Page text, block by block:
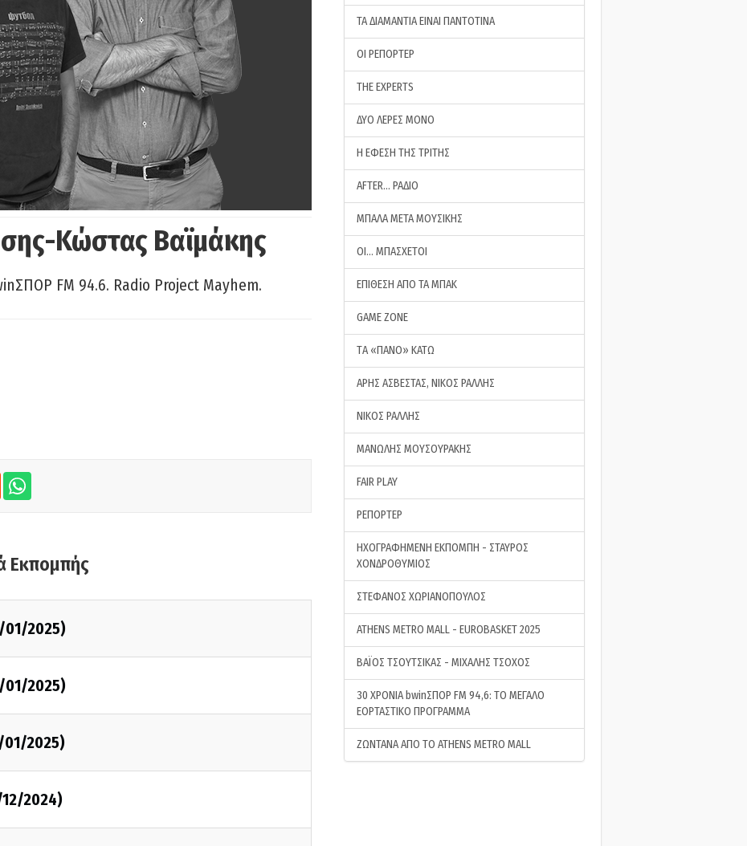
Κώστας Βαϊμάκης
FM 94.6. Radio Project Mayhem.
Εκπομπής
01/2025)
01/2025)
2025)
2024)
ΤΑ ΔΙΑΜΑΝΤΙΑ ΕΙΝΑΙ ΠΑΝΤΟΤΙΝΑ
ΟΙ ΡΕΠΟΡΤΕΡ
THE EXPERTS
ΔΥΟ ΛΕΡΕΣ ΜΟΝΟ
Η ΕΦΕΣΗ ΤΗΣ ΤΡΙΤΗΣ
AFTER… ΡΑΔΙΟ
ΜΠΑΛΑ ΜΕΤΑ ΜΟΥΣΙΚΗΣ
ΟΙ… ΜΠΑΣΧΕΤΟΙ
ΕΠΙΘΕΣΗ ΑΠΟ ΤΑ ΜΠΑΚ
GAME ZONE
ΤA «ΠΑΝΟ» ΚΑΤΩ
ΑΡΗΣ ΑΣΒΕΣΤΑΣ, ΝΙΚΟΣ ΡΑΛΛΗΣ
ΝΙΚΟΣ ΡΑΛΛΗΣ
ΜΑΝΩΛΗΣ ΜΟΥΣΟΥΡΑΚΗΣ
FAIR PLAY
ΡΕΠΟΡΤΕΡ
ΗΧΟΓΡΑΦΗΜΕΝΗ ΕΚΠΟΜΠΗ - ΣΤΑΥΡΟΣ
ΧΟΝΔΡΟΘΥΜΙΟΣ
ΣΤΕΦΑΝΟΣ ΧΩΡΙΑΝΟΠΟΥΛΟΣ
ATHENS METRO MALL - EUROBASKET 2025
ΒΑΪΟΣ ΤΣΟΥΤΣΙΚΑΣ - ΜΙΧΑΛΗΣ ΤΣΟΧΟΣ
30 ΧΡΟΝΙΑ bwinΣΠΟΡ FM 94,6: ΤΟ ΜΕΓΑΛΟ
ΕΟΡΤΑΣΤΙΚΟ ΠΡΟΓΡΑΜΜΑ
ΖΩΝΤΑΝΑ ΑΠΟ ΤΟ ATHENS METRO MALL